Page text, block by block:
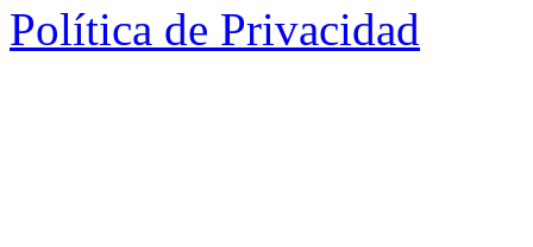
Política de Privacidad